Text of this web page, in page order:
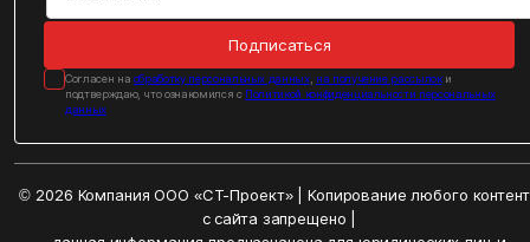
Подписаться
Cогласен на обработку персональных данных, на получение рассылоки
подтверждаю, что ознакомился с Политикой конфиденциальности персональных
данных
© 2026 Компания ООО «СТ-Проект» | Копирование любого
с сайта запрещено |